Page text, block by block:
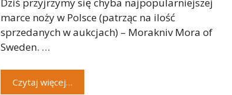
Dziś przyjrzymy się chyba najpopularniejszej
marce noży w Polsce (patrząc na ilość
sprzedanych w aukcjach) – Morakniv Mora of
Sweden. …
Czytaj więcej…